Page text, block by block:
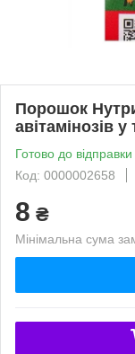
Порошок
авітамінозів
Готово до відправки
Код: 0000002658
8 ₴
Мінімальна сума